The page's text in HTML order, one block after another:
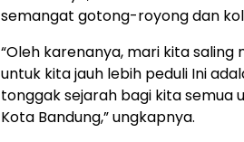
semangat gotong-royong dan
“Oleh karenanya, mari kita
untuk kita jauh lebih peduli Ini
tonggak sejarah bagi kita semua
Kota Bandung,” ungkapnya.